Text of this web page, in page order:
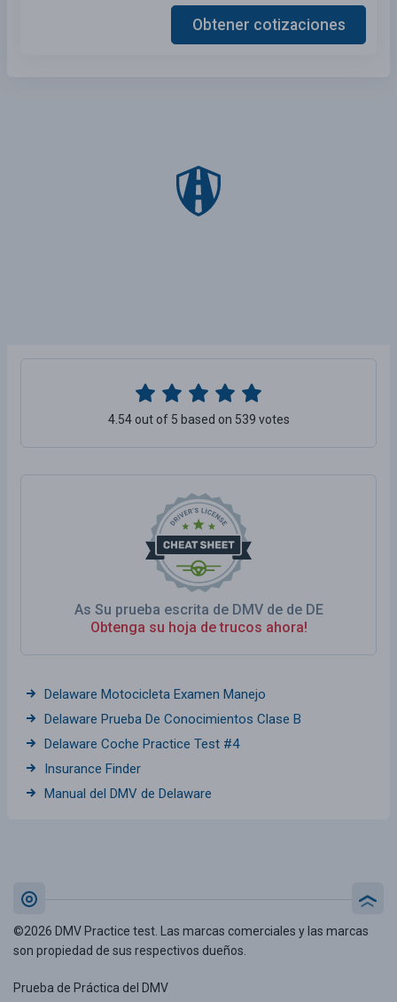
As Su prueba escrita de DMV de de DE
Obtenga su hoja de trucos ahora!
4.54 out of 5 based on 539 votes
Delaware Motocicleta Examen Manejo
Delaware Prueba De Conocimientos Clase B
Delaware Coche Practice Test #4
Insurance Finder
Manual del DMV de Delaware
Obtener cotizaciones
©2026 DMV Practice test. Las marcas comerciales y las marcas
son propiedad de sus respectivos dueños.
Prueba de Práctica del DMV